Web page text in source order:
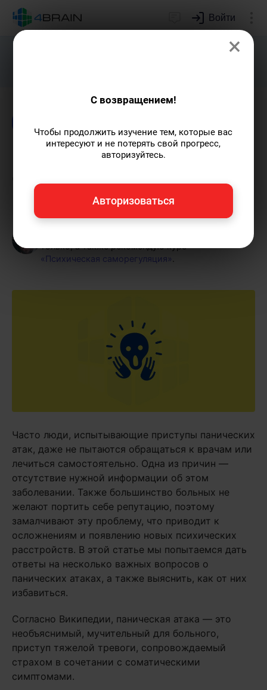
Войти
Подарим индивидуальный план
Панические атаки:
Григорий Кшеминский— автор статей.
только, а также рекомендую курс
«Психическая саморегуляция»
Часто люди, испытывающие приступы панических
атак, даже не пытаются обращаться к врачам или
лечиться самостоятельно. Одна из причин —
отсутствие нужной информации об этом
заболевании. Также большинство больных не
желают портить себе репутацию, поэтому
замалчивают эту проблему, что приводит к
осложнениям и появлению новых психических
расстройств. В этой статье мы попытаемся дать
ответы на несколько важных вопросов о
панических атаках, а также выяснить, как от них
избавиться.
Согласно Википедии, паническая атака — это
необъяснимый, мучительный для больного,
приступ тяжелой тревоги, сопровождаемый
страхом в сочетании с соматическими
симптомами.
×
С возвращением!
Чтобы продолжить изучение тем, которые вас
интересуют и не потерять свой прогресс,
авторизуйтесь.
Авторизоваться